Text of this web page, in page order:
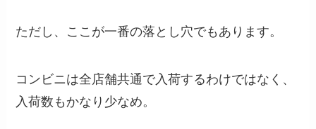
ただし、ここが一番の落とし穴でもあります。
コンビニは全店舗共通で入荷するわけではなく、
入荷数もかなり少なめ。